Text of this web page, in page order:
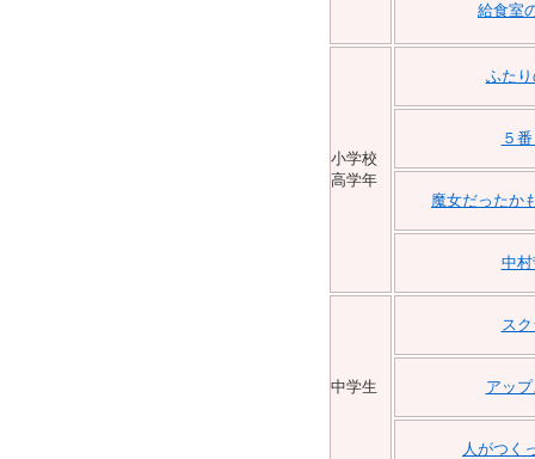
給食室
小学校
高学年
ふた
５
魔女だったか
中
中学生
ス
アッ
人がつく